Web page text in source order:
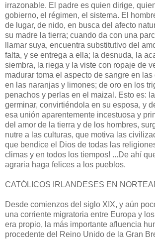
irrazonable. El padre es quien dirige,
gobierno, el régimen, el sistema. El
de lugar, de nido, en busca del afecto
su madre la tierra; cuando da con una
llamar suya, encuentra substitutivo del
falta, y se entrega a ella; la desnuda, la
siembra, la riega y la viste con ropaje de
madurar toma el aspecto de sangre en las
en las naranjas y limones; de oro en los
penachos y perlas en el maizal. Esto es:
germinar, convirtiéndola en su esposa, y
esa unión aparentemente incestuosa y
del amor de la tierra y de los hombres,
nutre a las culturas, que motiva las
que bendice el Dios de todas las
climas y en todos los tiempos! ...De ahí
agraria haga felices a los pueblos.
CATÓLICOS IRLANDESES EN
Desde comienzos del siglo XIX, y aún
una corriente migratoria entre Europa y
era propio, la más importante afluencia
procedente del Reino Unido de la Gran